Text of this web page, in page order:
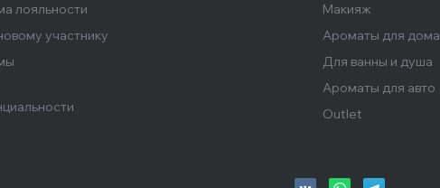
лояльности
участнику
Макияж
Ароматы для дома
Для ванны и душа
Ароматы для авто
Outlet